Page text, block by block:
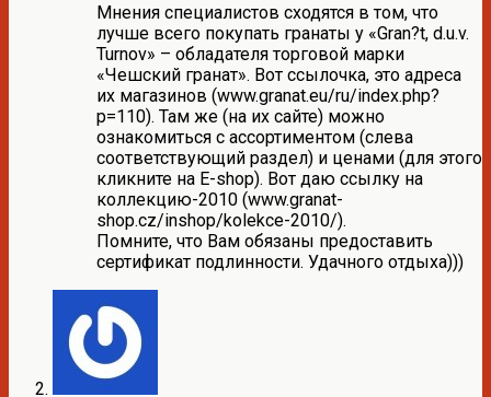
Мнения специалистов сходятся в том, что
лучше всего покупать гранаты у «Gran?t, d.u.v.
Turnov» – обладателя торговой марки
«Чешский гранат». Вот ссылочка, это адреса
их магазинов (www.granat.eu/ru/index.php?
p=110). Там же (на их сайте) можно
ознакомиться с ассортиментом (слева
соответствующий раздел) и ценами (для этого
кликните на E-shop). Вот даю ссылку на
коллекцию-2010 (www.granat-
shop.cz/inshop/kolekce-2010/).
Помните, что Вам обязаны предоставить
сертификат подлинности. Удачного отдыха)))